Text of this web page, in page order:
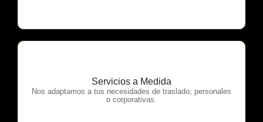
Servicios a Medida
Nos adaptamos a tus necesidades de traslado; personales
o corporativas.
OTP Servicios